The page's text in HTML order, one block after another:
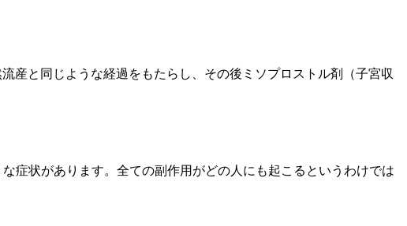
産と同じような経過をもたらし、その後ミソプロストル剤（子宮収
症状があります。全ての副作用がどの人にも起こるというわけでは